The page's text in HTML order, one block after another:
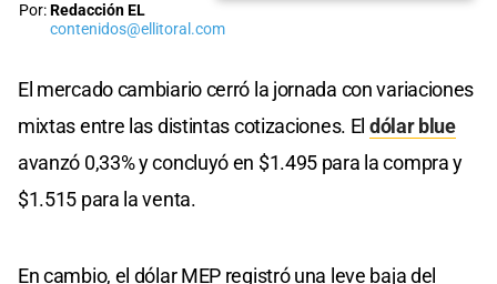
Por:Redacción EL
contenidos@ellitoral.com
El mercado cambiario cerró la jornada con variaciones
mixtas entre las distintas cotizaciones. El dólar blue
avanzó 0,33% y concluyó en $1.495 para la compra y
$1.515 para la venta.
En cambio, el dólar MEP registró una leve baja del